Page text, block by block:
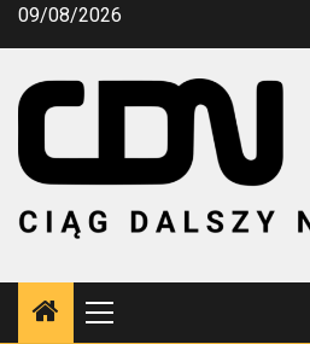
Przejdź
09/08/2026
Menu